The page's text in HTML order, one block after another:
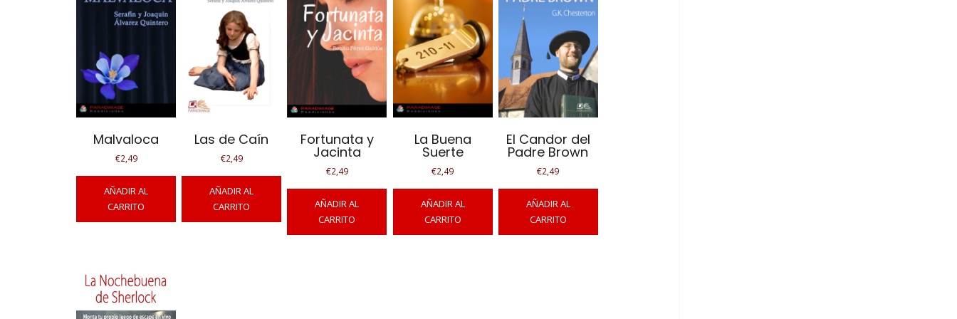
Malvaloca
€2,49
AÑADIR AL
CARRITO
Las de Caín
€2,49
AÑADIR AL
CARRITO
Fortunata y
Jacinta
€2,49
AÑADIR AL
CARRITO
La Buena
Suerte
€2,49
AÑADIR AL
CARRITO
El Candor del
Padre Brown
€2,49
AÑADIR AL
CARRITO